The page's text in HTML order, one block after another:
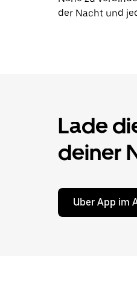
der Nacht und
Lade
deiner
Uber App im